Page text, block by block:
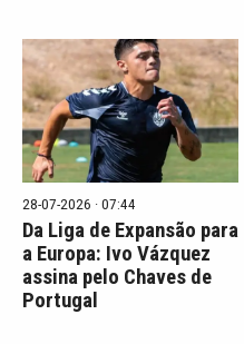
28-07-2026 · 07:44
Da Liga de Expansão para
a Europa: Ivo Vázquez
assina pelo Chaves de
Portugal